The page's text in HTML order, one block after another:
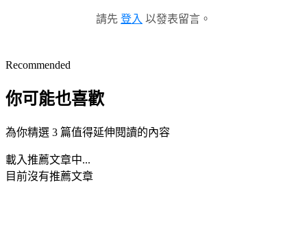
請先 登入 以發表留言。
Recommended
你可能也喜歡
為你精選 3 篇值得延伸閱讀的內容
載入推薦文章中...
目前沒有推薦文章